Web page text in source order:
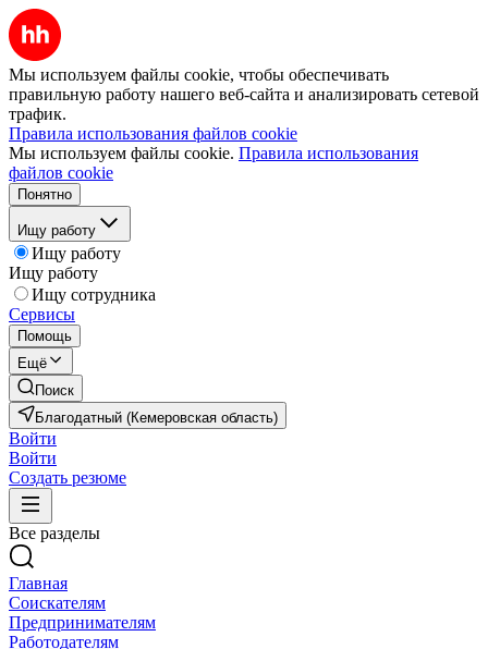
Мы используем файлы cookie, чтобы обеспечивать
правильную работу нашего веб-сайта и анализировать сетевой
трафик.
Правила использования файлов cookie
Мы используем файлы cookie. Правила использования
файлов cookie
Понятно
Ищу работу
Ищу работу
Ищу работу
Ищу сотрудника
Сервисы
Помощь
Ещё
Поиск
Благодатный (Кемеровская область)
Войти
Войти
Создать резюме
Все разделы
Главная
Соискателям
Предпринимателям
Работодателям